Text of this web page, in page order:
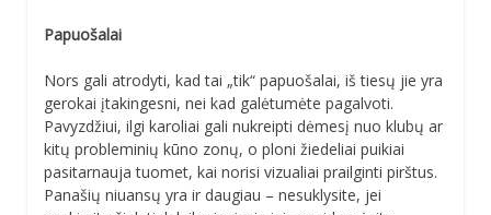
Papuošalai
Nors gali atrodyti, kad tai „tik“ papuošalai, iš tiesų jie yra
gerokai įtakingesni, nei kad galėtumėte pagalvoti.
Pavyzdžiui, ilgi karoliai gali nukreipti dėmesį nuo klubų ar
kitų probleminių kūno zonų, o ploni žiedeliai puikiai
pasitarnauja tuomet, kai norisi vizualiai prailginti pirštus.
Panašių niuansų yra ir daugiau – nesuklysite, jei